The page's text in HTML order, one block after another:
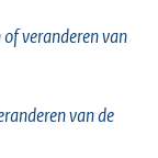
veranderen van
van de